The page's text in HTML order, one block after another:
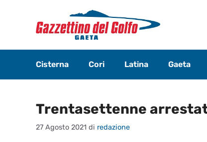
contenuto
Cisterna Cori Latina Gaeta
Trentasettenne
27 Agosto 2021 di redazione